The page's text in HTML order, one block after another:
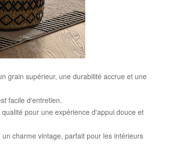
grain supérieur, une durabilité accrue et une
facile d'entretien.
pour une expérience d'appui douce et
charme vintage, parfait pour les intérieurs